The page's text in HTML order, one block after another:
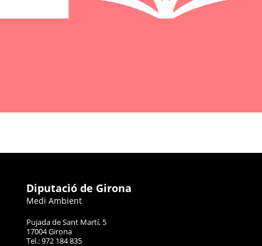
Diputació de Girona
Medi Ambient
Pujada de Sant Martí, 5
17004 Girona
Tel.: 972 184 835